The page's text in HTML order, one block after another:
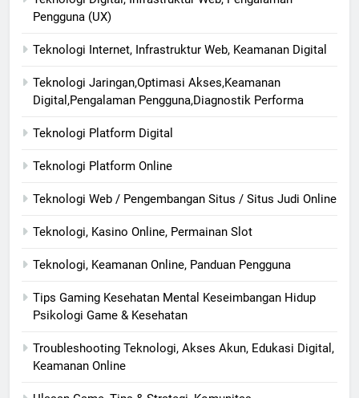
Pengguna (UX)
Teknologi Internet, Infrastruktur Web, Keamanan Digital
Teknologi Jaringan,Optimasi Akses,Keamanan
Digital,Pengalaman Pengguna,Diagnostik Performa
Teknologi Platform Digital
Teknologi Platform Online
Teknologi Web / Pengembangan Situs / Situs Judi Online
Teknologi, Kasino Online, Permainan Slot
Teknologi, Keamanan Online, Panduan Pengguna
Tips Gaming Kesehatan Mental Keseimbangan Hidup
Psikologi Game & Kesehatan
Troubleshooting Teknologi, Akses Akun, Edukasi Digital,
Keamanan Online